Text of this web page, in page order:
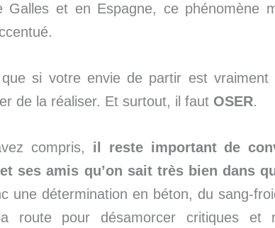
Galles et en Espagne, ce phénomène
que si votre envie de partir est
de la réaliser. Et surtout, il faut OSER.
compris, il reste important de
ses amis qu’on sait très bien dans
une détermination en béton, du sang-
route pour désamorcer critiques et